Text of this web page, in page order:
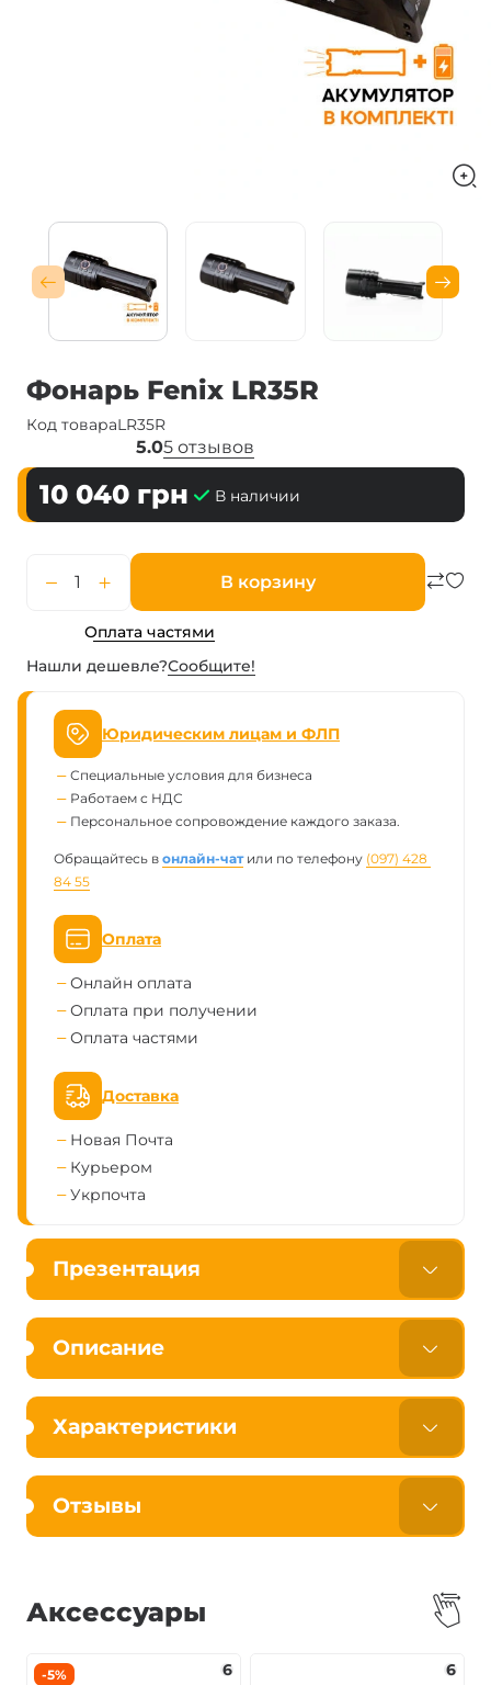
Фонарь Fenix LR35R
Код товараLR35R
5.05 отзывов
10 040 грн В наличии
В корзину
Оплата частями
Нашли дешевле?Сообщите!
Юридическим лицам и ФЛП
Специальные условия для бизнеса
Работаем с НДС
Персональное сопровождение каждого заказа.
Обращайтесь в онлайн-чатили по телефону (097) 428
84 55
Оплата
Онлайн оплата
Оплата при получении
Оплата частями
Доставка
Новая Почта
Курьером
Укрпочта
Презентация
Описание
Характеристики
Отзывы
Аксессуары
-5%
6
6